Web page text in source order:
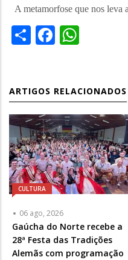
A metamorfose que nos leva
ShareFacebook
ARTIGOS RELACIONADOS
CULTURA
06 ago, 2026
Gaúcha do Norte recebe a
28ª Festa das Tradições
Alemãs com programação